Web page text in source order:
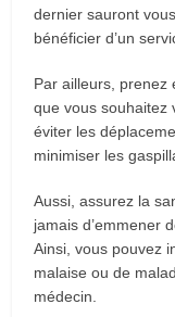
dernier sauront
bénéficier d’un
Par ailleurs, prenez
que vous souhaitez
éviter les
minimiser les
Aussi, assurez la
jamais d’emmener
Ainsi, vous pouvez
malaise ou de
médecin.